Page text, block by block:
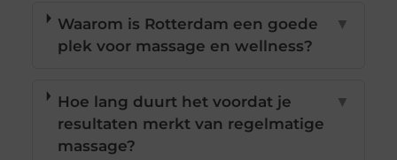
Waarom is Rotterdam een goede
plek voor massage en wellness?
▼
Hoe lang duurt het voordat je
resultaten merkt van regelmatige
massage?
▼